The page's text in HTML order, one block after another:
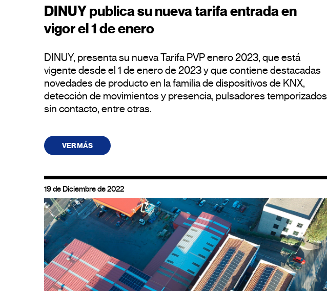
DINUY publica su nueva tarifa entrada en
vigor el 1 de enero
DINUY, presenta su nueva Tarifa PVP enero 2023, que está
vigente desde el 1 de enero de 2023 y que contiene destacadas
novedades de producto en la familia de dispositivos de KNX,
detección de movimientos y presencia, pulsadores temporizados
sin contacto, entre otras.
VER MÁS
19 de Diciembre de 2022